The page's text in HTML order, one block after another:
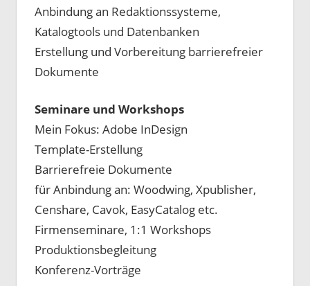
Anbindung an Redaktionssysteme,
Katalogtools und Datenbanken
Erstellung und Vorbereitung barrierefreier
Dokumente
Seminare und Workshops
Mein Fokus: Adobe InDesign
Template-Erstellung
Barrierefreie Dokumente
für Anbindung an: Woodwing, Xpublisher,
Censhare, Cavok, EasyCatalog etc.
Firmenseminare, 1:1 Workshops
Produktionsbegleitung
Konferenz-Vorträge